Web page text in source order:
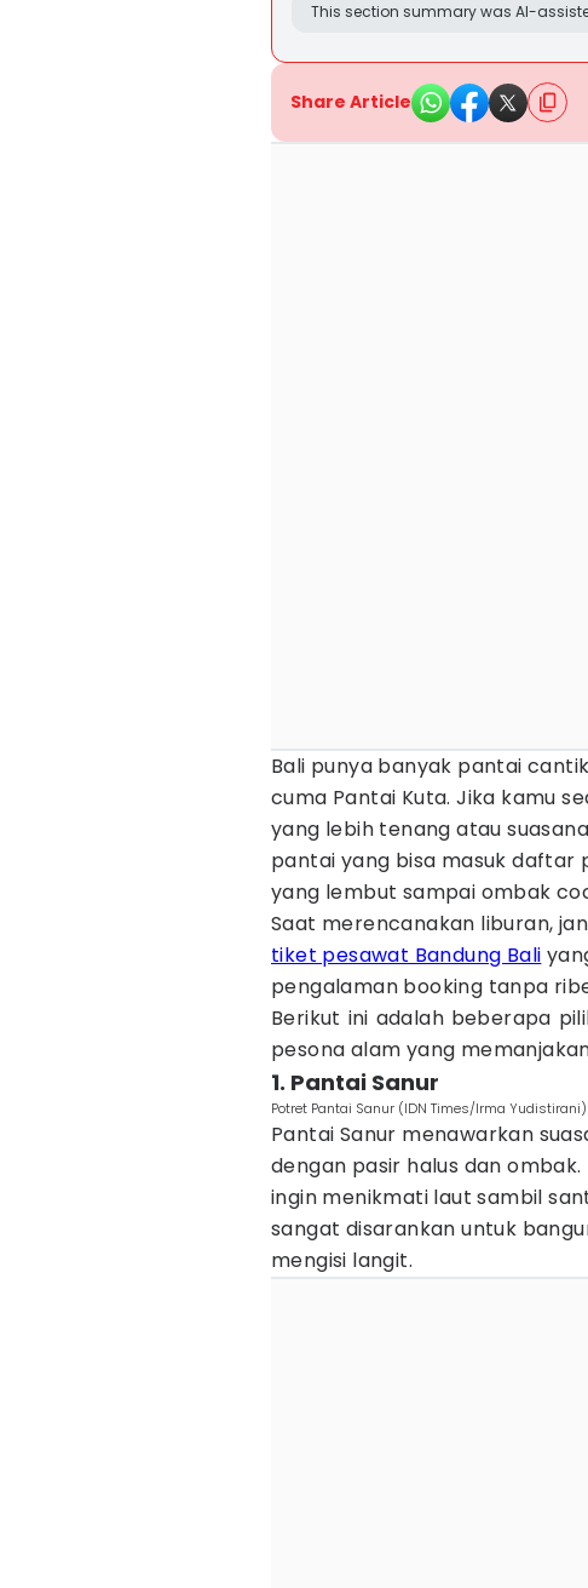
This section summary was AI-
Share Article
Bali punya banyak pantai
cuma Pantai Kuta. Jika kamu
yang lebih tenang atau
pantai yang bisa masuk daftar
yang lembut sampai ombak
Saat merencanakan liburan,
tiket pesawat Bandung Bali
pengalaman booking tanpa
Berikut ini adalah beberapa
pesona alam yang
1. Pantai Sanur
Potret Pantai Sanur (IDN Times/Irma Yudistirani)
Pantai Sanur menawarkan
dengan pasir halus dan
ingin menikmati laut sambil
sangat disarankan untuk
mengisi langit.